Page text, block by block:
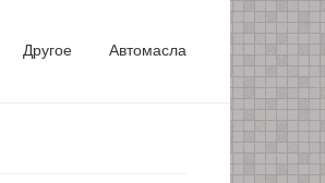
Другое Автомасла